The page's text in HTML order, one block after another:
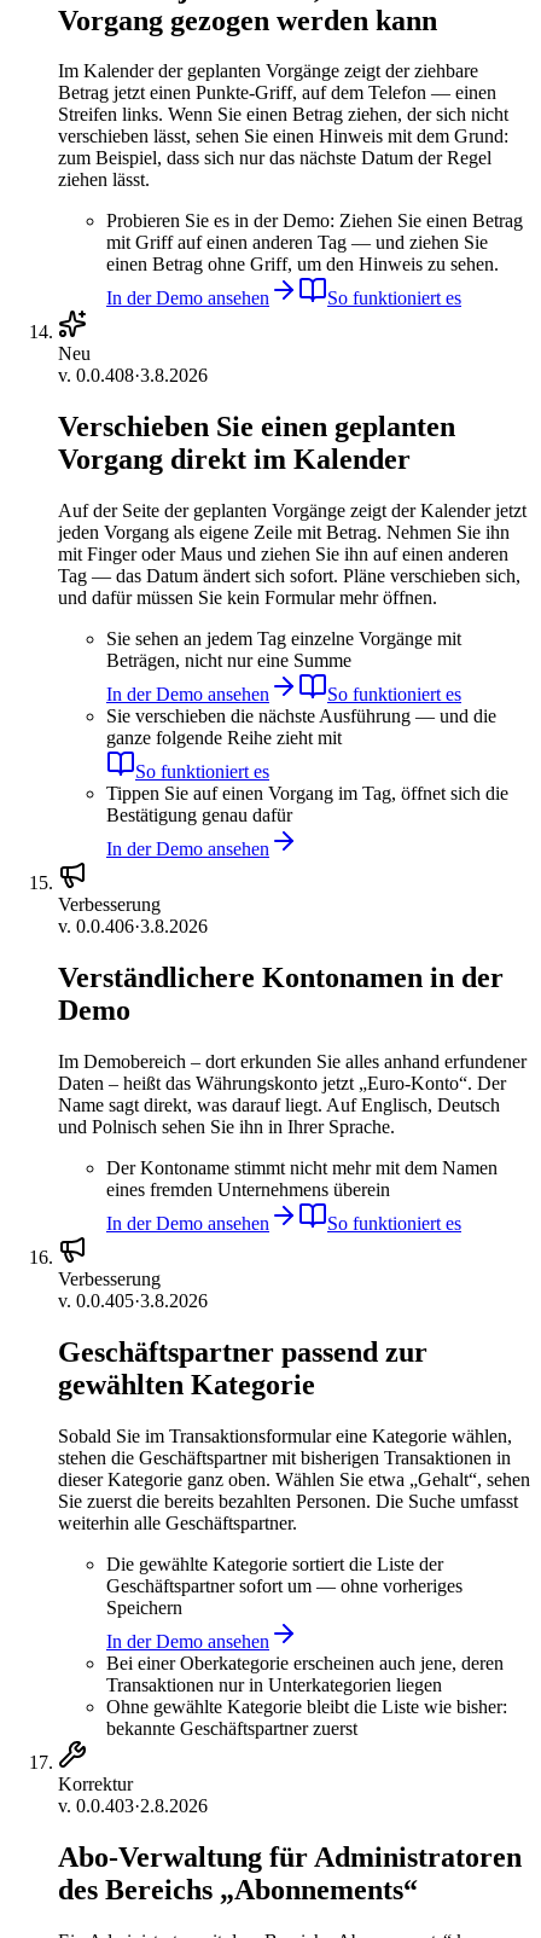
Vorgang gezogen werden kann
Im Kalender der geplanten Vorgänge zeigt der ziehbare
Betrag jetzt einen Punkte-Griff, auf dem Telefon — einen
Streifen links. Wenn Sie einen Betrag ziehen, der sich nicht
verschieben lässt, sehen Sie einen Hinweis mit dem Grund:
zum Beispiel, dass sich nur das nächste Datum der Regel
ziehen lässt.
Probieren Sie es in der Demo: Ziehen Sie einen Betrag
mit Griff auf einen anderen Tag — und ziehen Sie
einen Betrag ohne Griff, um den Hinweis zu sehen.
In der Demo ansehen
So funktioniert es
Neu
v. 0.0.408·3.8.2026
Verschieben Sie einen geplanten
Vorgang direkt im Kalender
Auf der Seite der geplanten Vorgänge zeigt der Kalender jetzt
jeden Vorgang als eigene Zeile mit Betrag. Nehmen Sie ihn
mit Finger oder Maus und ziehen Sie ihn auf einen anderen
Tag — das Datum ändert sich sofort. Pläne verschieben sich,
und dafür müssen Sie kein Formular mehr öffnen.
Sie sehen an jedem Tag einzelne Vorgänge mit
Beträgen, nicht nur eine Summe
In der Demo ansehen
So funktioniert es
Sie verschieben die nächste Ausführung — und die
ganze folgende Reihe zieht mit
So funktioniert es
Tippen Sie auf einen Vorgang im Tag, öffnet sich die
Bestätigung genau dafür
In der Demo ansehen
Verbesserung
v. 0.0.406·3.8.2026
Verständlichere Kontonamen in der
Demo
Im Demobereich – dort erkunden Sie alles anhand erfundener
Daten – heißt das Währungskonto jetzt „Euro-Konto“. Der
Name sagt direkt, was darauf liegt. Auf Englisch, Deutsch
und Polnisch sehen Sie ihn in Ihrer Sprache.
Der Kontoname stimmt nicht mehr mit dem Namen
eines fremden Unternehmens überein
In der Demo ansehen
So funktioniert es
Verbesserung
v. 0.0.405·3.8.2026
Geschäftspartner passend zur
gewählten Kategorie
Sobald Sie im Transaktionsformular eine Kategorie wählen,
stehen die Geschäftspartner mit bisherigen Transaktionen in
dieser Kategorie ganz oben. Wählen Sie etwa „Gehalt“, sehen
Sie zuerst die bereits bezahlten Personen. Die Suche umfasst
weiterhin alle Geschäftspartner.
Die gewählte Kategorie sortiert die Liste der
Geschäftspartner sofort um — ohne vorheriges
Speichern
In der Demo ansehen
Bei einer Oberkategorie erscheinen auch jene, deren
Transaktionen nur in Unterkategorien liegen
Ohne gewählte Kategorie bleibt die Liste wie bisher:
bekannte Geschäftspartner zuerst
Korrektur
v. 0.0.403·2.8.2026
Abo-Verwaltung für Administratoren
des Bereichs „Abonnements“